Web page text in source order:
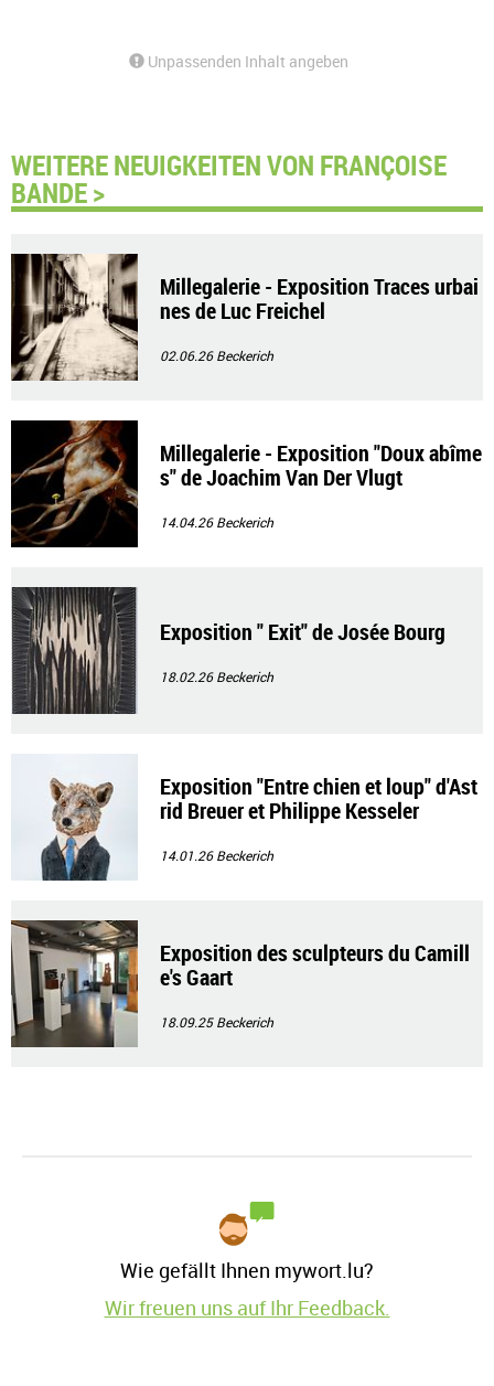
Unpassenden Inhalt angeben
WEITERE NEUIGKEITEN VON FRANÇOISE
BANDE >
Millegalerie - Exposition Traces urbai
nes de Luc Freichel
02.06.26Beckerich
Millegalerie - Exposition "Doux abîme
s" de Joachim Van Der Vlugt
14.04.26Beckerich
Exposition " Exit" de Josée Bourg
18.02.26Beckerich
Exposition "Entre chien et loup" d'Ast
rid Breuer et Philippe Kesseler
14.01.26Beckerich
Exposition des sculpteurs du Camill
e's Gaart
18.09.25Beckerich
Wie gefällt Ihnen mywort.lu?
Wir freuen uns auf Ihr Feedback.